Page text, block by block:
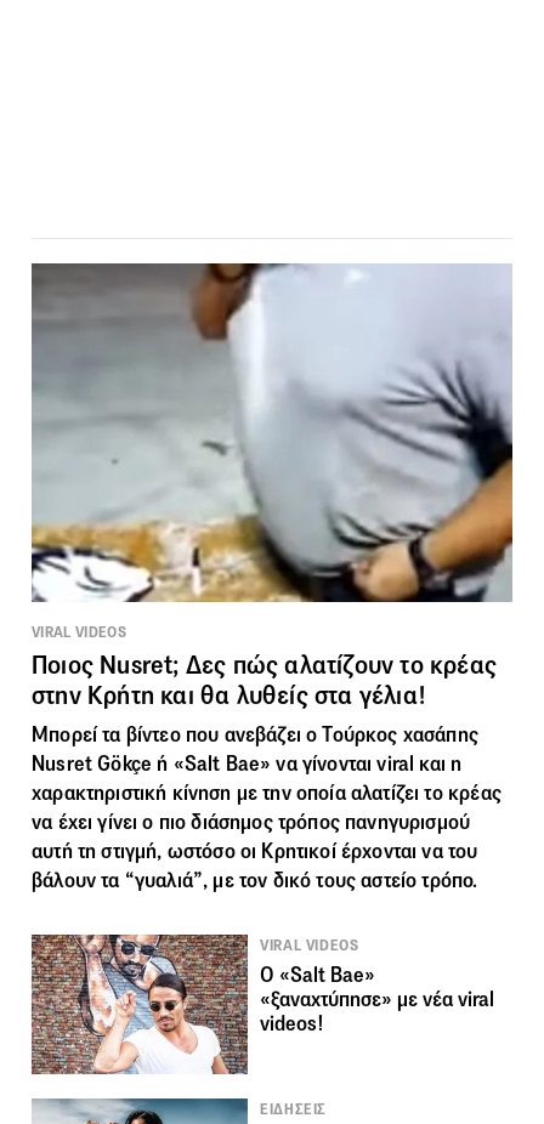
VIRAL VIDEOS
Ποιος Nusret; Δες πώς αλατίζουν το κρέας
στην Κρήτη και θα λυθείς στα γέλια!
Μπορεί τα βίντεο που ανεβάζει ο Τούρκος χασάπης
Nusret Gökçe ή «Salt Bae» να γίνονται viral και η
χαρακτηριστική κίνηση με την οποία αλατίζει το κρέας
να έχει γίνει ο πιο διάσημος τρόπος πανηγυρισμού
αυτή τη στιγμή, ωστόσο οι Κρητικοί έρχονται να του
βάλουν τα “γυαλιά”, με τον δικό τους αστείο τρόπο.
VIRAL VIDEOS
O «Salt Bae»
«ξαναχτύπησε» με νέα viral
videos!
ΕΙΔΗΣΕΙΣ